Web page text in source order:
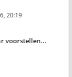
20:19
voorstellen...